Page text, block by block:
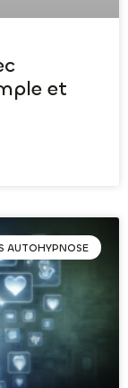
et
AUTOHYPNOSE